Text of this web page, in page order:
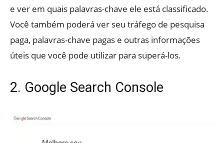
e ver em quais palavras-chave ele está classificado.
Você também poderá ver seu tráfego de pesquisa
paga, palavras-chave pagas e outras informações
úteis que você pode utilizar para superá-los.
2. Google Search Console